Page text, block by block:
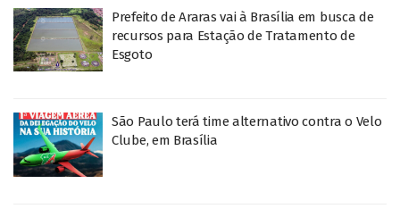
Prefeito de Araras vai à Brasília em busca de
recursos para Estação de Tratamento de
Esgoto
São Paulo terá time alternativo contra o Velo
Clube, em Brasília